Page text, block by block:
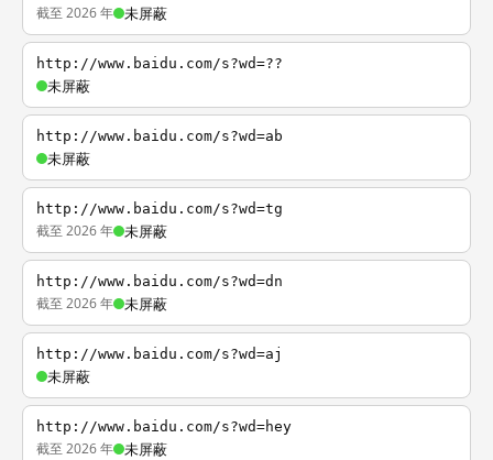
截至 2026 年 未屏蔽
http://www.baidu.com/s?wd=??
未屏蔽
http://www.baidu.com/s?wd=ab
未屏蔽
http://www.baidu.com/s?wd=tg
截至 2026 年 未屏蔽
http://www.baidu.com/s?wd=dn
截至 2026 年 未屏蔽
http://www.baidu.com/s?wd=aj
未屏蔽
http://www.baidu.com/s?wd=hey
截至 2026 年 未屏蔽